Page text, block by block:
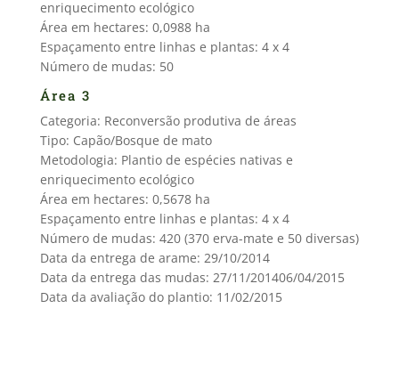
enriquecimento ecológico
Área em hectares: 0,0988 ha
Espaçamento entre linhas e plantas: 4 x 4
Número de mudas: 50
Área 3
Categoria: Reconversão produtiva de áreas
Tipo: Capão/Bosque de mato
Metodologia: Plantio de espécies nativas e
enriquecimento ecológico
Área em hectares: 0,5678 ha
Espaçamento entre linhas e plantas: 4 x 4
Número de mudas: 420 (370 erva-mate e 50 diversas)
Data da entrega de arame: 29/10/2014
Data da entrega das mudas: 27/11/201406/04/2015
Data da avaliação do plantio: 11/02/2015